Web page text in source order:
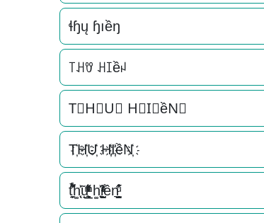
ɬɧų ɧıềŋ
꓄ꃅꀎ ꃅꀤềꈤ
T⃟H⃟U⃟ H⃟I⃟ềN⃟
T҉H҉U҉ H҉I҉ềN҉
t̘̟̼̉̈́͐͋͌̊h͚̖̜̍̃͐u̟͎̲͕̼̳͉̲ͮͫͭ̋ͭ͛ͣ̈ h͚̖̜̍̃͐i̞̟̫̺ͭ̒ͭͣền͉̠̙͉̗̺̋̋̔ͧ̊